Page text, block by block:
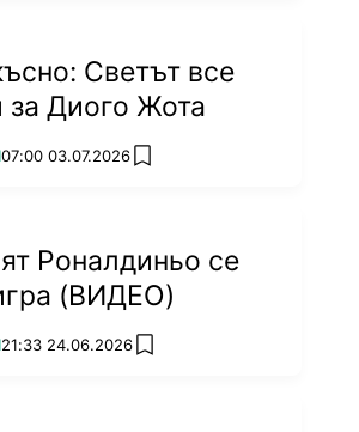
Светът все
Диого Жота
07:00 03.07.2026 add favorites
Роналдиньо се
(ВИДЕО)
21:33 24.06.2026 add favorites